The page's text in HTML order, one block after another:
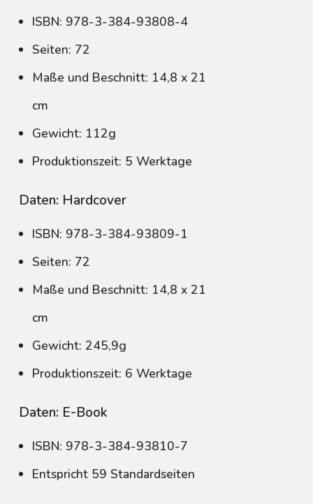
ISBN: 978-3-384-93808-4
Seiten: 72
Maße und Beschnitt: 14,8 x 21
cm
Gewicht: 112g
Produktionszeit: 5 Werktage
Daten: Hardcover
ISBN: 978-3-384-93809-1
Seiten: 72
Maße und Beschnitt: 14,8 x 21
cm
Gewicht: 245,9g
Produktionszeit: 6 Werktage
Daten: E-Book
ISBN: 978-3-384-93810-7
Entspricht 59 Standardseiten